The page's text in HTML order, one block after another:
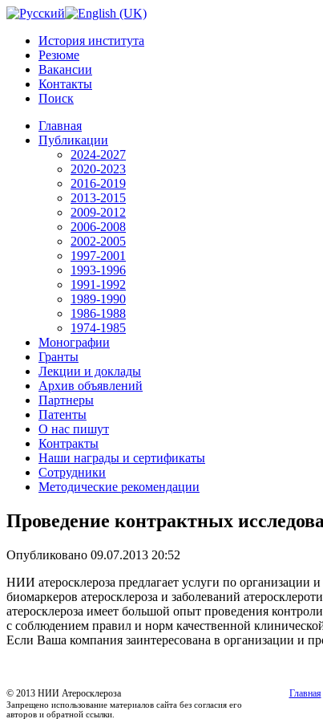
История института
Резюме
Вакансии
Контакты
Поиск
Главная
Публикации
2024-2027
2020-2023
2016-2019
2013-2015
2009-2012
2006-2008
2002-2005
1997-2001
1993-1996
1991-1992
1989-1990
1986-1988
1974-1985
Монографии
Гранты
Лекции и доклады
Архив объявлений
Партнеры
Патенты
О нас пишут
Контракты
Наши награды и сертификаты
Сотрудники
Методические рекомендации
Проведение контрактных
Опубликовано 09.07.2013 20:52
НИИ атеросклероза предлагает услуги по
биомаркеров атеросклероза и заболеваний
атеросклероза имеет большой опыт проведения
с соблюдением правил и норм качественной
Если Ваша компания заинтересована в организации и
© 2013 НИИ Атеросклероза
Запрещено использование материалов сайта без согласия его
авторов и обратной ссылки.
Главная